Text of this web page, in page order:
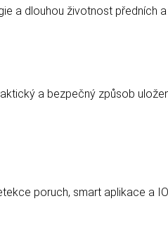
a dlouhou životnost předních
a bezpečný způsob
poruch, smart aplikace a